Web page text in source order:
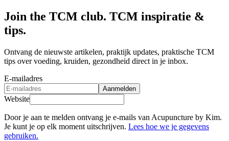
Join the TCM club. TCM inspiratie &
tips.
Ontvang de nieuwste artikelen, praktijk updates, praktische TCM
tips over voeding, kruiden, gezondheid direct in je inbox.
E-mailadres
Aanmelden
Website
Door je aan te melden ontvang je e-mails van Acupuncture by Kim.
Je kunt je op elk moment uitschrijven. Lees hoe we je gegevens
gebruiken.